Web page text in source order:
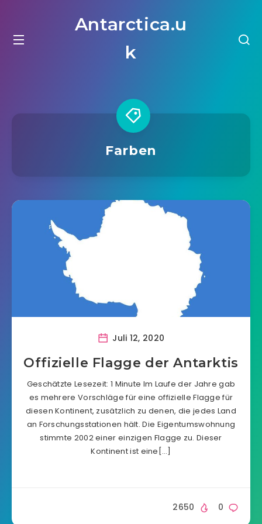
Antarctica.u
k
Farben
Juli 12, 2020
Offizielle Flagge der Antarktis
Geschätzte Lesezeit: 1 Minute Im Laufe der Jahre gab
es mehrere Vorschläge für eine offizielle Flagge für
diesen Kontinent, zusätzlich zu denen, die jedes Land
an Forschungsstationen hält. Die Eigentumswohnung
stimmte 2002 einer einzigen Flagge zu. Dieser
Kontinent ist eine[…]
0
2650